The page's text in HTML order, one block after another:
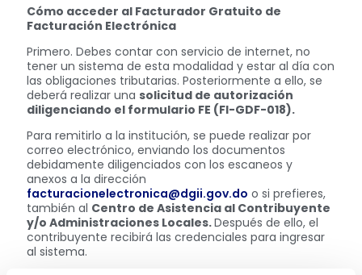
Cómo acceder al Facturador Gratuito de
Facturación Electrónica
Primero. Debes contar con servicio de internet, no
tener un sistema de esta modalidad y estar al día con
las obligaciones tributarias. Posteriormente a ello, se
deberá realizar una solicitud de autorización
diligenciando el formulario FE (FI-GDF-018).
Para remitirlo a la institución, se puede realizar por
correo electrónico, enviando los documentos
debidamente diligenciados con los escaneos y
anexos a la dirección
facturacionelectronica@dgii.gov.do​​​ o si prefieres,
también al Centro de Asistencia al Contribuyente ​​
y/o Administraciones Locales​.Después de ello, el
contribuyente recibirá las credenciales para ingresar
al sistema.